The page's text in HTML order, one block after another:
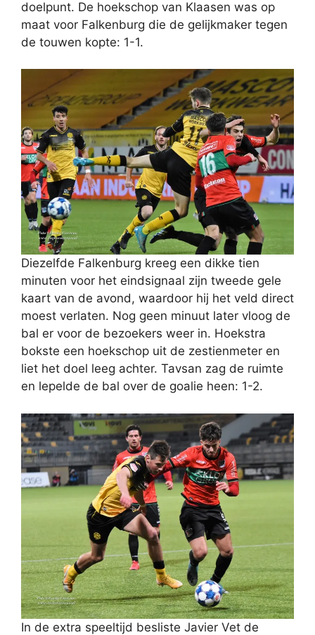
doelpunt. De hoekschop van Klaasen was op
maat voor Falkenburg die de gelijkmaker tegen
de touwen kopte: 1-1.
Diezelfde Falkenburg kreeg een dikke tien
minuten voor het eindsignaal zijn tweede gele
kaart van de avond, waardoor hij het veld direct
moest verlaten. Nog geen minuut later vloog de
bal er voor de bezoekers weer in. Hoekstra
bokste een hoekschop uit de zestienmeter en
liet het doel leeg achter. Tavsan zag de ruimte
en lepelde de bal over de goalie heen: 1-2.
In de extra speeltijd besliste Javier Vet de